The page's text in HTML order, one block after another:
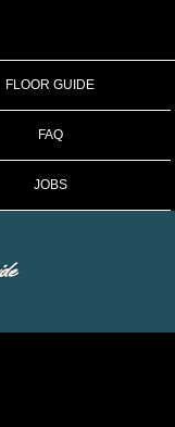
FLOOR GUIDE
FAQ
JOBS